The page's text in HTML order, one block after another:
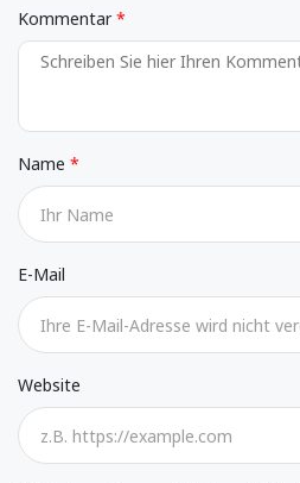
Kommentar
Name
E-Mail
Website